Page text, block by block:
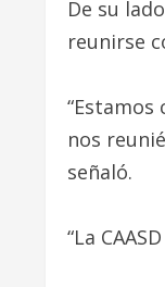
De su
reunirse
nos
señaló.
“La